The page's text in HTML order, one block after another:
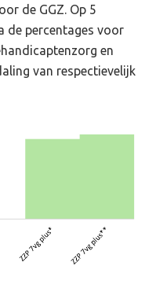
de GGZ. Op 5
de percentages voor
en
van respectievelijk